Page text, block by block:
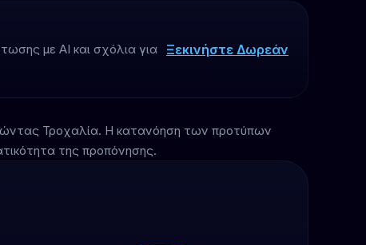
με AI και σχόλια για
Ξεκινήστε Δωρεάν
Τροχαλία. Η κατανόηση των προτύπων
της προπόνησης.